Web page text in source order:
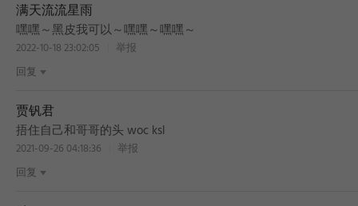
满天流流星雨
嘿嘿～黑皮我可以～嘿嘿～嘿嘿～
2022-10-18 23:02:05
举报
回复
贾钒君
捂住自己和哥哥的头 woc ksl
2021-09-26 04:18:36
举报
回复